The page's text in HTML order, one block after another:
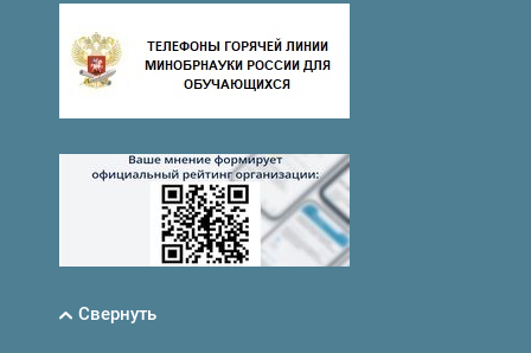
Свернуть